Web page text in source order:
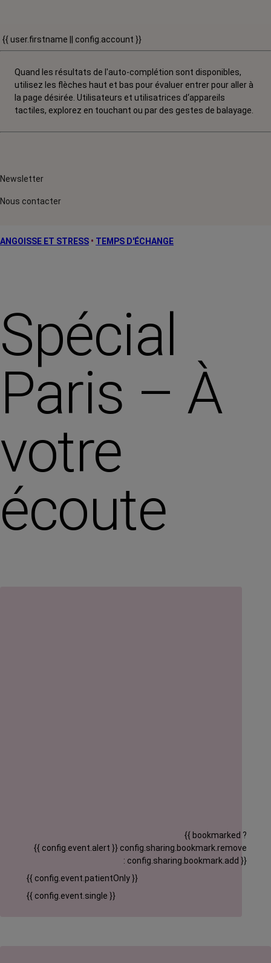
{{ user.firstname || config.account }}
Quand les résultats de l'auto-complétion sont disponibles,
utilisez les flèches haut et bas pour évaluer entrer pour aller à
la page désirée. Utilisateurs et utilisatrices d‘appareils
tactiles, explorez en touchant ou par des gestes de balayage.
Newsletter
Nous contacter
ANGOISSE ET STRESS • TEMPS D'ÉCHANGE
Spécial
Paris – À
votre
écoute
{{ config.event.alert }}
{{ bookmarked ?
config.sharing.bookmark.remove
: config.sharing.bookmark.add }}
{{ config.event.patientOnly }}
{{ config.event.single }}